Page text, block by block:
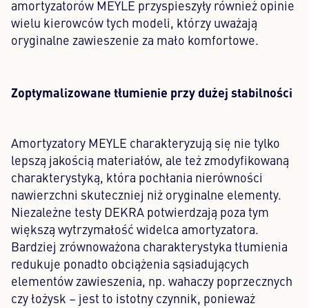
amortyzatorów MEYLE przyspieszyły również opinie
wielu kierowców tych modeli, którzy uważają
oryginalne zawieszenie za mało komfortowe.
Zoptymalizowane tłumienie przy dużej stabilności
Amortyzatory MEYLE charakteryzują się nie tylko
lepszą jakością materiałów, ale też zmodyfikowaną
charakterystyką, która pochłania nierówności
nawierzchni skuteczniej niż oryginalne elementy.
Niezależne testy DEKRA potwierdzają poza tym
większą wytrzymałość widelca amortyzatora.
Bardziej zrównoważona charakterystyka tłumienia
redukuje ponadto obciążenia sąsiadujących
elementów zawieszenia, np. wahaczy poprzecznych
czy łożysk – jest to istotny czynnik, ponieważ